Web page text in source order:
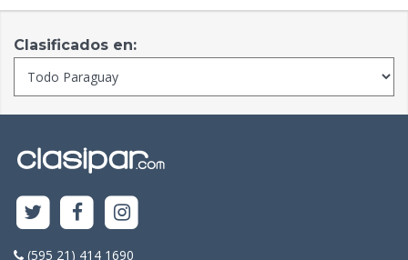
Clasificados en:
(595 21) 414 1690